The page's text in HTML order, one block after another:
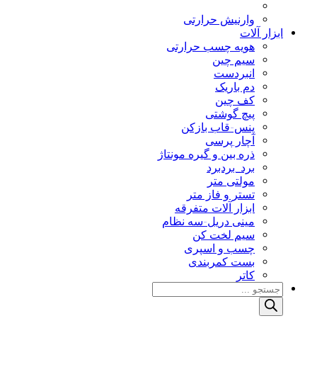
وارنیش حرارتی
ابزار آلات
هویه چسب حرارتی
سیم چین
انبردست
دم باریک
کف چین
پیچ گوشتی
پنس-قاب بازکن
آچار پرسی
ذره بین و گیره مونتاژ
برد_بردبرد
مولتی متر
تستر و فاز متر
ابزار آلات متفرقه
مینی دریل-سه نظام
سیم لخت کن
چسب و اسپری
بست کمربندی
کاتر
Products
search